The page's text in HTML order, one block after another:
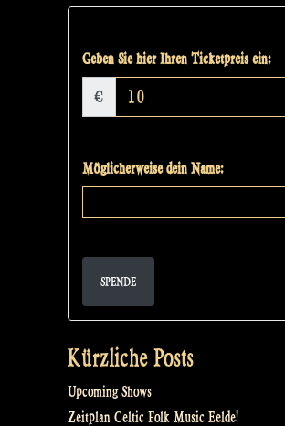
Geben Sie hier Ihren Ticketpreis ein:
€
Möglicherweise dein Name:
SPENDE
Kürzliche Posts
Upcoming Shows
Zeitplan Celtic Folk Music Eelde!